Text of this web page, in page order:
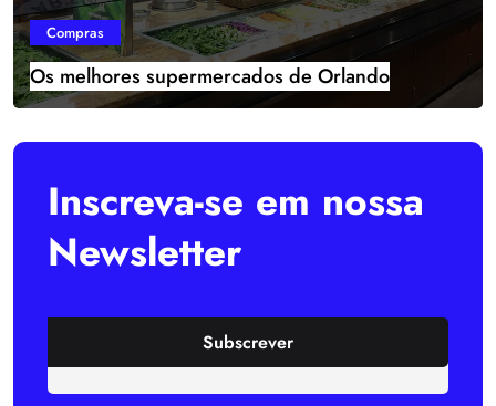
Compras
Os melhores supermercados de Orlando
Inscreva-se em nossa
Newsletter